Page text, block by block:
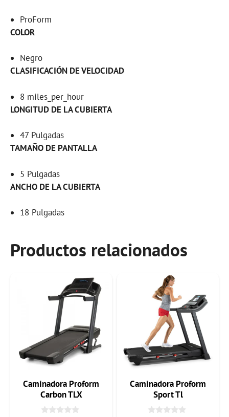
ProForm
COLOR
Negro
CLASIFICACIÓN DE VELOCIDAD
8 miles_per_hour
LONGITUD DE LA CUBIERTA
47 Pulgadas
TAMAÑO DE PANTALLA
5 Pulgadas
ANCHO DE LA CUBIERTA
18 Pulgadas
Productos relacionados
Caminadora Proform
Carbon TLX
Caminadora Proform
Sport Tl